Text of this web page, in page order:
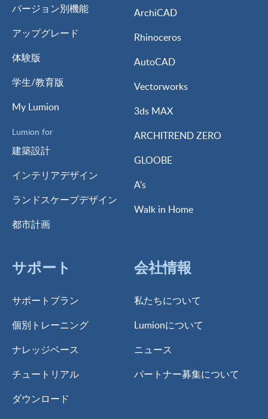
バージョン別機能
アップグレード
体験版
学生/教育版
My Lumion
Lumion for
建築設計
インテリアデザイン
ランドスケープデザイン
都市計画
ArchiCAD
Rhinoceros
AutoCAD
Vectorworks
3ds MAX
ARCHITREND ZERO
GLOOBE
A’s
Walk in Home
サポート
サポートプラン
個別トレーニング
ナレッジベース
チュートリアル
ダウンロード
会社情報
私たちについて
Lumionについて
ニュース
パートナー募集について